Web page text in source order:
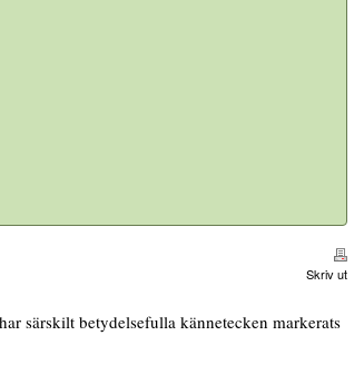
Skriv ut
har särskilt betydelsefulla kännetecken markerats